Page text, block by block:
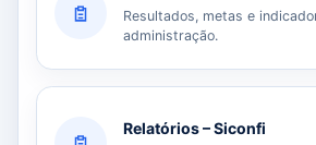
Resultados, metas e
administração.
Relatórios – Siconfi